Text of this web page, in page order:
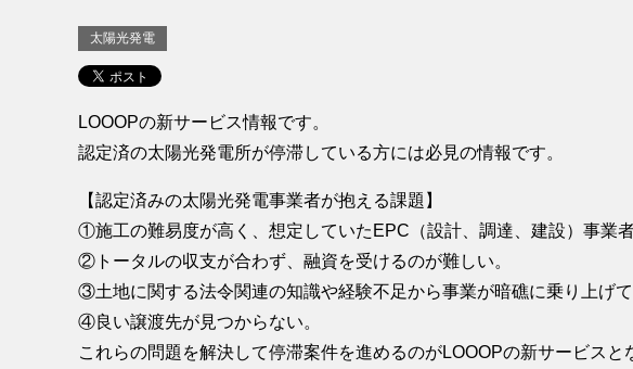
太陽光発電
LOOOPの新サービス情報です。
認定済の太陽光発電所が停滞している方には必見の情報です。
【認定済みの太陽光発電事業者が抱える課題】
①施工の難易度が高く、想定していたEPC（設計、調達、建設）事業者
②トータルの収支が合わず、融資を受けるのが難しい。
③土地に関する法令関連の知識や経験不足から事業が暗礁に乗り上げて
④良い譲渡先が見つからない。
これらの問題を解決して停滞案件を進めるのがLOOOPの新サービスと